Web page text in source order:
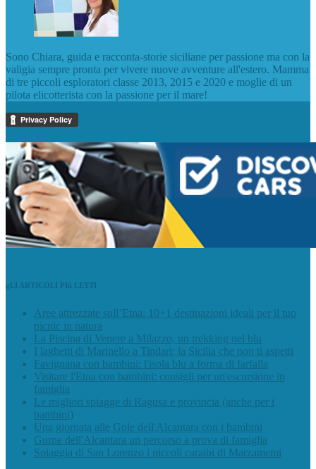
Sono Chiara, guida e racconta-storie siciliane per passione ma con la
valigia sempre pronta per vivere nuove avventure all'estero. Mamma
di tre piccoli esploratori classe 2013, 2015 e 2020 e moglie di un
pilota elicotterista con la passione per il mare!
gLI ARTICOLI PIù LETTI
Aree attrezzate sull’Etna: 10+1 destinazioni ideali per il tuo
picnic in natura
La Piscina di Venere a Milazzo, un trekking nel blu
I laghetti di Marinello a Tindari: la Sicilia che non ti aspetti
Favignana con bambini: l'isola blu a forma di farfalla
Visitare l'Etna con bambini: consigli per un'escursione in
famiglia
Le migliori spiagge di Ragusa e provincia (anche per i
bambini)
Una giornata alle Gole dell'Alcantara con i bambini
Gurne dell'Alcantara un percorso a prova di famiglia
Spiaggia di San Lorenzo i piccoli caraibi di Marzamemi